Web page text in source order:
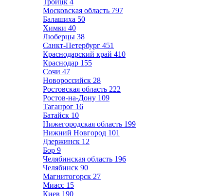
Троицк 4
Московская область 797
Балашиха 50
Химки 40
Люберцы 38
Санкт-Петербург 451
Краснодарский край 410
Краснодар 155
Сочи 47
Новороссийск 28
Ростовская область 222
Ростов-на-Дону 109
Таганрог 16
Батайск 10
Нижегородская область 199
Нижний Новгород 101
Дзержинск 12
Бор 9
Челябинская область 196
Челябинск 90
Магнитогорск 27
Миасс 15
Киев 190